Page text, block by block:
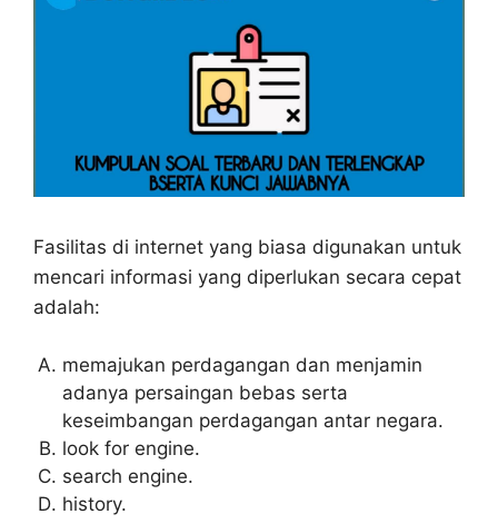
Fasilitas di internet yang biasa digunakan untuk
mencari informasi yang diperlukan secara cepat
adalah:
memajukan perdagangan dan menjamin
adanya persaingan bebas serta
keseimbangan perdagangan antar negara.
look for engine.
search engine.
history.